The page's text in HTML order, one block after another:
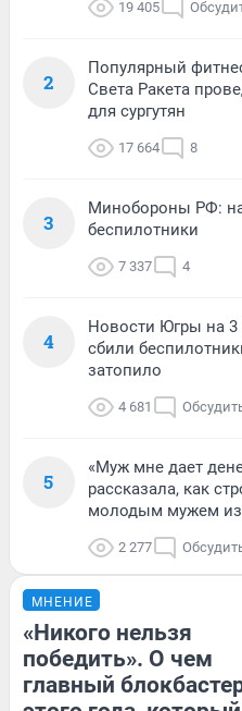
19 405
2
Популярный
Света Ракета
для сургутян
17 664 8
3
Минобороны РФ:
беспилотники
7 337 4
4
Новости Югры на 3
сбили
затопило
4 681
5
«Муж мне дает
рассказала, как
молодым мужем
2 277
МНЕНИЕ
«Никого нельзя
победить». О чем
главный